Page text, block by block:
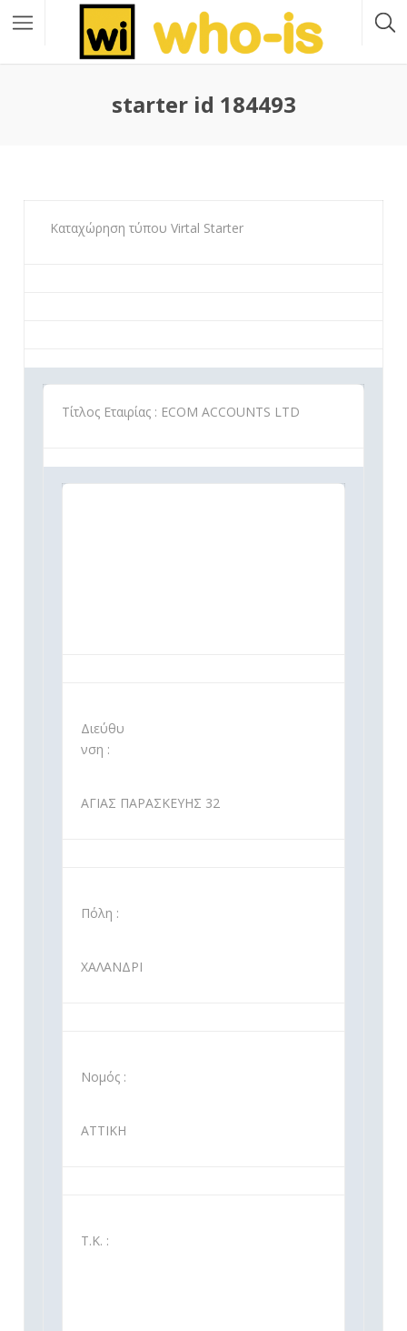
starter id 184493
Καταχώρηση τύπου Virtal Starter
Τίτλος Εταιρίας : ECOM ACCOUNTS LTD
Διεύθυ
νση :
ΑΓΙΑΣ ΠΑΡΑΣΚΕΥΗΣ 32
Πόλη :
ΧΑΛΑΝΔΡΙ
Νομός :
ΑΤΤΙΚΗ
Τ.Κ. :